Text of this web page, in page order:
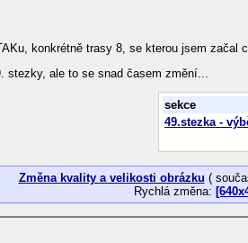
konkrétně trasy 8, se kterou jsem začal
stezky, ale to se snad časem změní...
sekce
49.stezka -
Změna kvality a velikosti obrázku (
Rychlá změna: